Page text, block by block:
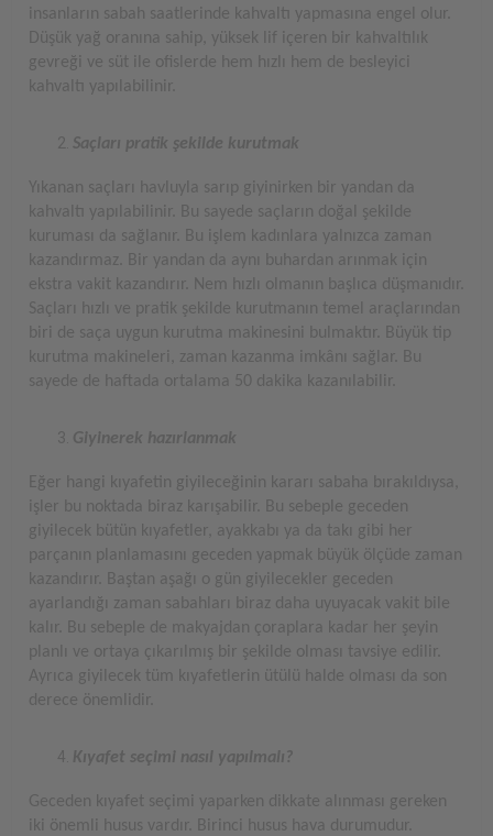
insanların sabah saatlerinde kahvaltı yapmasına engel olur.
Düşük yağ oranına sahip, yüksek lif içeren bir kahvaltılık
gevreği ve süt ile ofislerde hem hızlı hem de besleyici
kahvaltı yapılabilinir.
Saçları pratik şekilde kurutmak
Yıkanan saçları havluyla sarıp giyinirken bir yandan da
kahvaltı yapılabilinir. Bu sayede saçların doğal şekilde
kuruması da sağlanır. Bu işlem kadınlara yalnızca zaman
kazandırmaz. Bir yandan da aynı buhardan arınmak için
ekstra vakit kazandırır. Nem hızlı olmanın başlıca düşmanıdır.
Saçları hızlı ve pratik şekilde kurutmanın temel araçlarından
biri de saça uygun kurutma makinesini bulmaktır. Büyük tip
kurutma makineleri, zaman kazanma imkânı sağlar. Bu
sayede de haftada ortalama 50 dakika kazanılabilir.
Giyinerek hazırlanmak
Eğer hangi kıyafetin giyileceğinin kararı sabaha bırakıldıysa,
işler bu noktada biraz karışabilir. Bu sebeple geceden
giyilecek bütün kıyafetler, ayakkabı ya da takı gibi her
parçanın planlamasını geceden yapmak büyük ölçüde zaman
kazandırır. Baştan aşağı o gün giyilecekler geceden
ayarlandığı zaman sabahları biraz daha uyuyacak vakit bile
kalır. Bu sebeple de makyajdan çoraplara kadar her şeyin
planlı ve ortaya çıkarılmış bir şekilde olması tavsiye edilir.
Ayrıca giyilecek tüm kıyafetlerin ütülü halde olması da son
derece önemlidir.
Kıyafet seçimi nasıl yapılmalı?
Geceden kıyafet seçimi yaparken dikkate alınması gereken
iki önemli husus vardır. Birinci husus hava durumudur.